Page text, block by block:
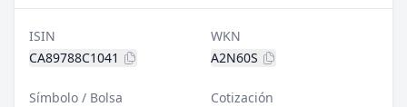
ISIN
CA89788C1041
WKN
A2N60S
Símbolo / Bolsa
Cotización